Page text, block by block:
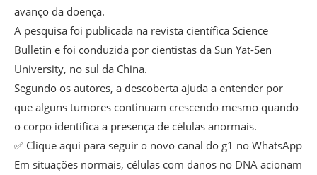
avanço da doença.
A pesquisa foi publicada na revista científica Science
Bulletin e foi conduzida por cientistas da Sun Yat-Sen
University, no sul da China.
Segundo os autores, a descoberta ajuda a entender por
que alguns tumores continuam crescendo mesmo quando
o corpo identifica a presença de células anormais.
✅ Clique aqui para seguir o novo canal do g1 no WhatsApp
Em situações normais, células com danos no DNA acionam